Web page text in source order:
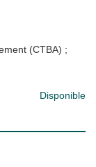
(CTBA) ;
Disponible